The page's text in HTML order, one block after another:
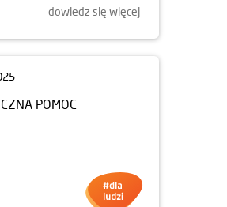
dowiedz się więcej